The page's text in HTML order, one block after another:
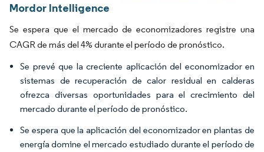
Mordor Intelligence
Se espera que el mercado de economizadores registre una
CAGR de más del 4% durante el período de pronóstico.
Se prevé que la creciente aplicación del economizador en
sistemas de recuperación de calor residual en calderas
ofrezca diversas oportunidades para el crecimiento del
mercado durante el período de pronóstico.
Se espera que la aplicación del economizador en plantas de
energía domine el mercado estudiado durante el período de